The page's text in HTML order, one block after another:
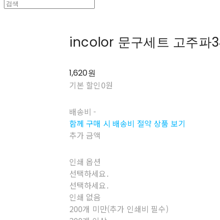
incolor 문구세트 고주파
1,620원
기본 할인0원
배송비 -
함께 구매 시 배송비 절약 상품 보기
추가 금액
인쇄 옵션
선택하세요.
선택하세요.
인쇄 없음
200개 미만(추가 인쇄비 필수)